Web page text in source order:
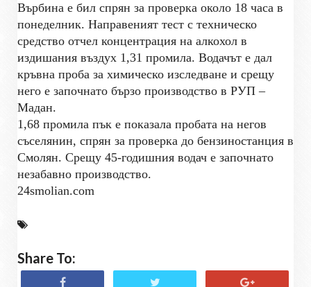
Върбина е бил спрян за проверка около 18 часа в
понеделник. Направеният тест с техническо
средство отчел концентрация на алкохол в
издишания въздух 1,31 промила. Водачът е дал
кръвна проба за химическо изследване и срещу
него е започнато бързо производство в РУП –
Мадан.
1,68 промила пък е показала пробата на негов
съселянин, спрян за проверка до бензиностанция в
Смолян. Срещу 45-годишния водач е започнато
незабавно производство.
24smolian.com
Share To: